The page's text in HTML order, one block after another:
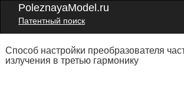
PoleznayaModel.ru
Патентный поиск
Способ настройки преобразователя
излучения в третью гармонику